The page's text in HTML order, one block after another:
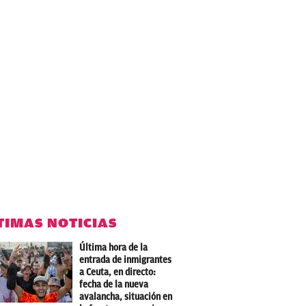
NOTICIAS
Última hora de la
entrada de inmigrantes
a Ceuta, en directo:
fecha de la nueva
avalancha, situación en